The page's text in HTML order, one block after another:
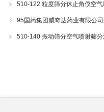
510-122 粒度筛分休止角仪空
95国药集团威奇达药业有限公
510-140 振动筛分空气喷射筛